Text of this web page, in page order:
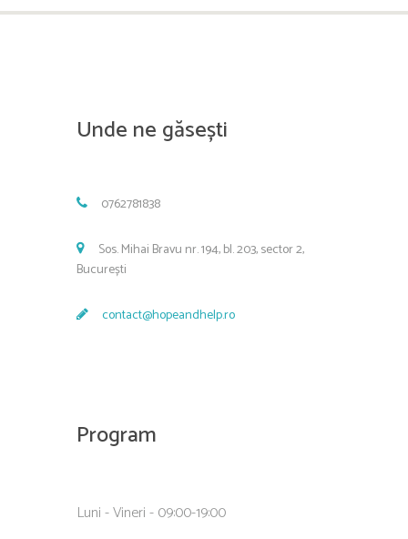
Unde ne găsești
0762781838
Sos. Mihai Bravu nr. 194, bl. 203, sector 2,
București
contact@hopeandhelp.ro
Program
Luni - Vineri - 09:00-19:00